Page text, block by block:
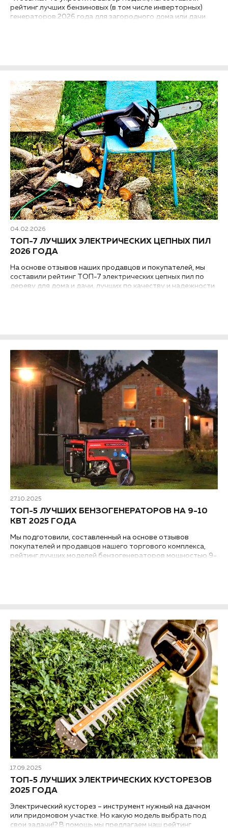
рейтинг лучших бензиновых (в том числе инверторных)
генераторов 2026 года для загородного дома или дачи
04.02.2026
ТОП-7 ЛУЧШИХ ЭЛЕКТРИЧЕСКИХ ЦЕПНЫХ ПИЛ
2026 ГОДА
На основе отзывов наших продавцов и покупателей, мы
составили рейтинг ТОП-7 электрических цепных пил по
дереву для дома и дачи, лучших по качеству и надежности
27.10.2025
ТОП-5 ЛУЧШИХ БЕНЗОГЕНЕРАТОРОВ НА 9-10
КВТ 2025 ГОДА
Мы подготовили, составленный на основе отзывов
покупателей и продавцов нашего торгового комплекса,
рейтинг лучших моделей бензогенераторов мощностью 9-
17.09.2025
ТОП-5 ЛУЧШИХ ЭЛЕКТРИЧЕСКИХ КУСТОРЕЗОВ
2025 ГОДА
Электрический кусторез – инструмент нужный на дачном
или придомовом участке. Но какую модель выбрать под
свои задачи!? В помощь мы предлагаем наш рейтинг